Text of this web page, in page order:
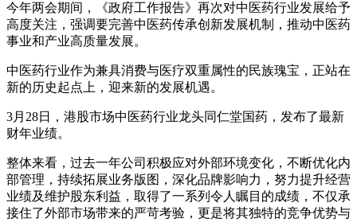
今年两会期间，《政府工作报告》再次对中医药行业发展给予
高度关注，强调要完善中医药传承创新发展机制，推动中医药
事业和产业高质量发展。
中医药行业作为兼具消费与医疗双重属性的民族瑰宝，正站在
新的历史起点上，迎来新的发展机遇。
3月28日，港股市场中医药行业龙头同仁堂国药，发布了最新
财年业绩。
整体来看，过去一年公司积极应对外部环境变化，不断优化内
部管理，持续拓展业务版图，深化品牌影响力，努力提升经营
业绩及维护股东利益，取得了一系列令人瞩目的成绩，不仅承
接住了外部市场带来的严苛考验，更是将其独特的竞争优势与